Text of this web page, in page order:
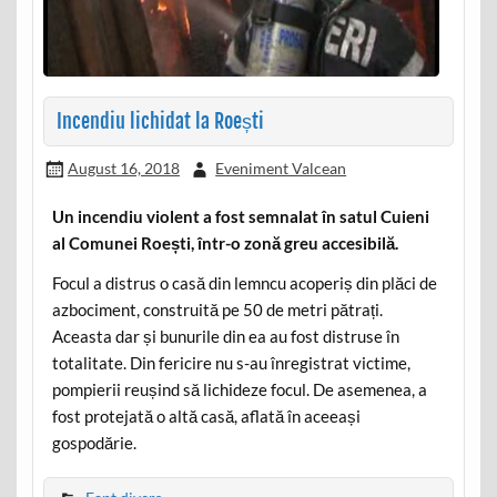
Incendiu lichidat la Roești
August 16, 2018 Eveniment Valcean
Un incendiu violent a fost semnalat în satul Cuieni
al Comunei Roești, într-o zonă greu accesibilă.
Focul a distrus o casă din lemncu acoperiș din plăci de
azbociment, construită pe 50 de metri pătrați.
Aceasta dar și bunurile din ea au fost distruse în
totalitate. Din fericire nu s-au înregistrat victime,
pompierii reușind să lichideze focul. De asemenea, a
fost protejată o altă casă, aflată în aceeași
gospodărie.